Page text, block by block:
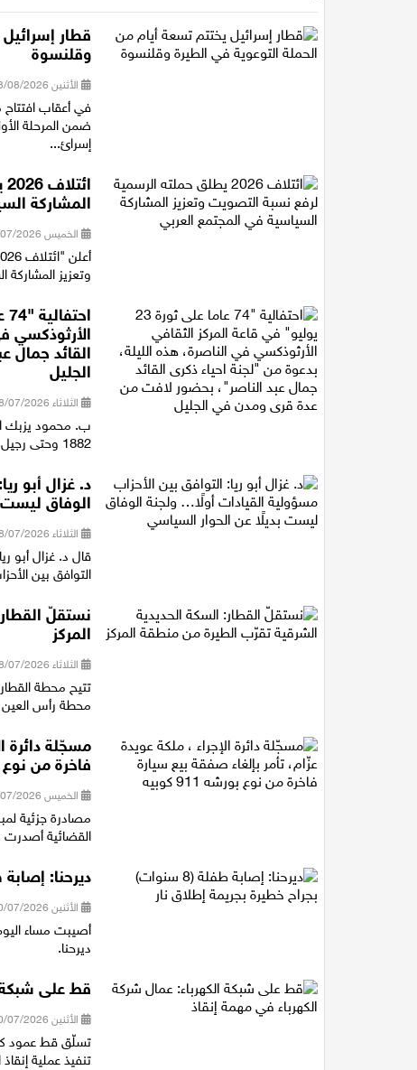
قطار
وقلنسوة
الأثنين 03/08/2026 15:50
في أعقاب افتتاح
ضمن المرحلة
إسرائ...
المشاركة
الخميس 30/07/2026 16:27
وتعزيز المشاركة
الأرثوذكسي
القائد
الجليل
الثلاثاء 28/07/2026 21:15
ب. محمود يزبك
1882 وحتى رجيل الرئيس جمال عبد الناصر، متوقفا عند أهم المفاصل التاريخية ف...
د. غزال أبو
الوفاق ليست
الثلاثاء 28/07/2026 18:16
قال د. غزال أبو
التوافق بين
نستقلّ
المركز
الثلاثاء 28/07/2026 14:40
تتيح محطة
محطة رأس العين شمال خلال 11 دقيقة،
مسجّلة دائرة
فاخرة من نوع
الخميس 23/07/2026 21:16
القضائية أصدرت
ديرحنا: إصابة طفلة (8 سنوات) بجراح
الأثنين 20/07/2026 21:12
ديرحنا.
قط على شبكة
الأثنين 20/07/2026 13:50
تسلّق قط عمود
تنفيذ عملية